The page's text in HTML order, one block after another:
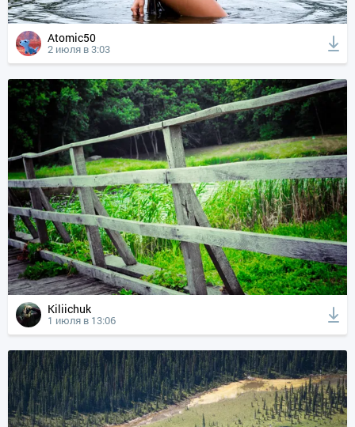
Atomic50
2 июля в 3:03
Kiliichuk
1 июля в 13:06